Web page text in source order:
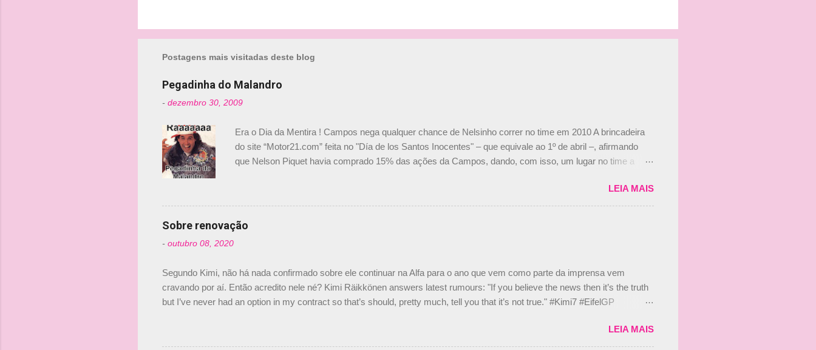
Postagens mais visitadas deste blog
Pegadinha do Malandro
- dezembro 30, 2009
Era o Dia da Mentira ! Campos nega qualquer chance de Nelsinho correr no time em 2010 A brincadeira
do site “Motor21.com” feita no "Día de los Santos Inocentes" – que equivale ao 1º de abril –, afirmando
que Nelson Piquet havia comprado 15% das ações da Campos, dando, com isso, um lugar no time a
dirigente foi taxativo ao declarar que o brasileiro não será o companheiro de Bruno Senna em 2010. "Na
verdade, nós recebemos uma oferta de Piquet", admitiu Audetto. “Mas depois de ter assinado com Bruno
Senna, não podemos ter dois brasileiros”, explicou, dizendo ainda que não tem nada contra o filho do
LEIA MAIS
Sobre renovação
- outubro 08, 2020
Segundo Kimi, não há nada confirmado sobre ele continuar na Alfa para o ano que vem como parte da imprensa vem
cravando por aí. Então acredito nele né? Kimi Räikkönen answers latest rumours: "If you believe the news then it’s the truth
but I’ve never had an option in my contract so that’s should, pretty much, tell you that it’s not true." #Kimi7 #EifelGP
falando sobre o fato do Iceman estar há tantos anos na F1. What is it like to have Kimi as a team mate? 🙌 Over to you,
@RGrosjean ! #EifelGP 🇩🇪 #F1 pic.twitter.com/GSAu1LWnwW — Formula 1 (@F1) October 8, 2020 Beijinhos, Ludy
LEIA MAIS